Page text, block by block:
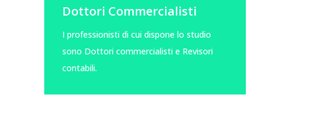
Dottori Commercialisti
I professionisti di cui dispone lo studio
sono Dottori commercialisti e Revisori
contabili.